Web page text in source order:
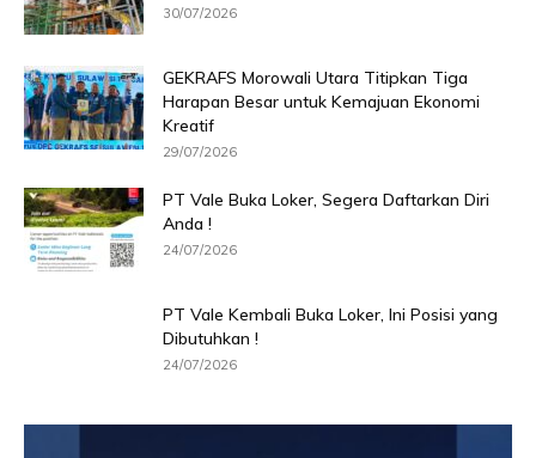
30/07/2026
GEKRAFS Morowali Utara Titipkan Tiga
Harapan Besar untuk Kemajuan Ekonomi
Kreatif
29/07/2026
PT Vale Buka Loker, Segera Daftarkan Diri
Anda !
24/07/2026
PT Vale Kembali Buka Loker, Ini Posisi yang
Dibutuhkan !
24/07/2026